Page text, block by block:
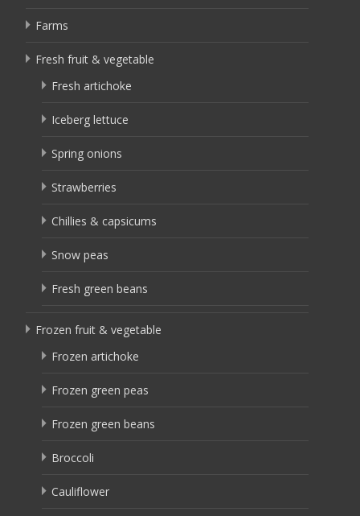
Farms
Fresh fruit & vegetable
Fresh artichoke
Iceberg lettuce
Spring onions
Strawberries
Chillies & capsicums
Snow peas
Fresh green beans
Frozen fruit & vegetable
Frozen artichoke
Frozen green peas
Frozen green beans
Broccoli
Cauliflower